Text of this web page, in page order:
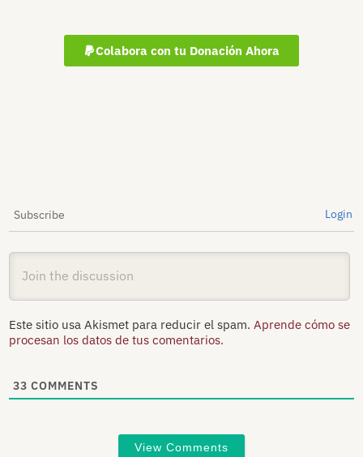
Colabora con tu Donación Ahora
Subscribe Login
Este sitio usa Akismet para reducir el spam. Aprende cómo se
procesan los datos de tus comentarios.
33 COMMENTS
View Comments